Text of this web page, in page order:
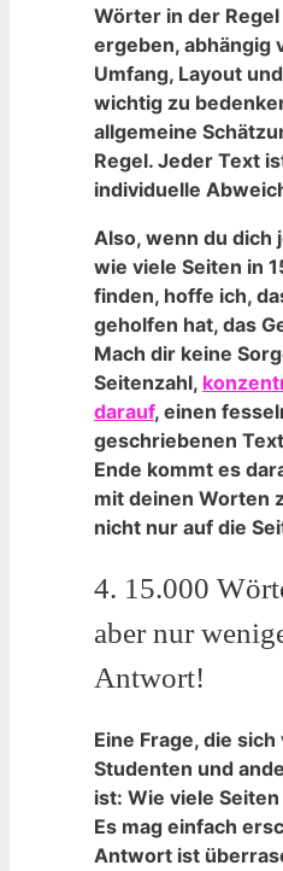
Wörter ⁣in der‍
ergeben, abhängig
Umfang, Layout
wichtig zu
allgemeine
Regel.‍ Jeder Text
individuelle
Also, wenn du dich
wie viele Seiten ​in
finden, hoffe ⁣ich,
geholfen hat, das
Mach dir keine
Seitenzahl,
darauf, einen
geschriebenen
Ende kommt es
mit deinen Worten
nicht‍ nur auf die
4. 15.000
aber nur
Antwort!
Eine Frage, die
Studenten und⁤
ist: Wie viele
Es mag ⁣einfach
Antwort ist